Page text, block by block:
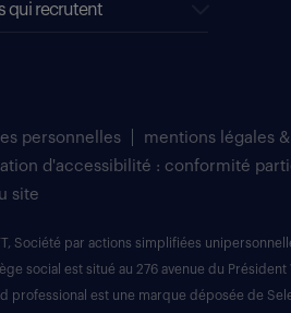
qui recrutent
personnelles mentions légales &
d'accessibilité : conformité
site
Société par actions simplifiées
social est situé au 276 avenue du Président
professional est une marque déposée de